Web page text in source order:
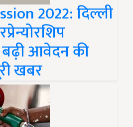
2022: दिल्ली
बढ़ी आवेदन की
खबर